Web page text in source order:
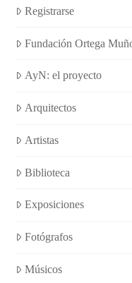
Registrarse
Fundación Ortega
AyN: el proyecto
Arquitectos
Artistas
Biblioteca
Exposiciones
Fotógrafos
Músicos